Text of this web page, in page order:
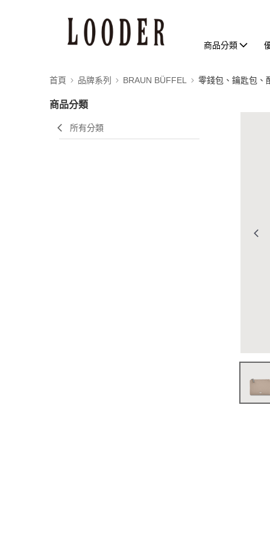
商品分類
首頁 品牌系列 BRAUN BÜFFEL 零錢包、鑰匙包、
商品分類
所有分類